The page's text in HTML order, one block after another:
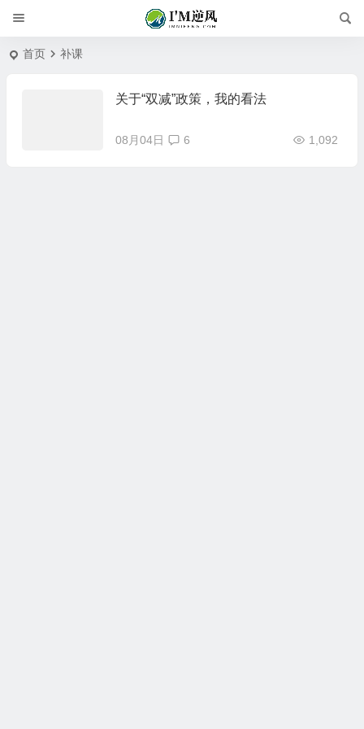
首页 补课
关于“双减”政策，我的看法
08月04日 1,092
6